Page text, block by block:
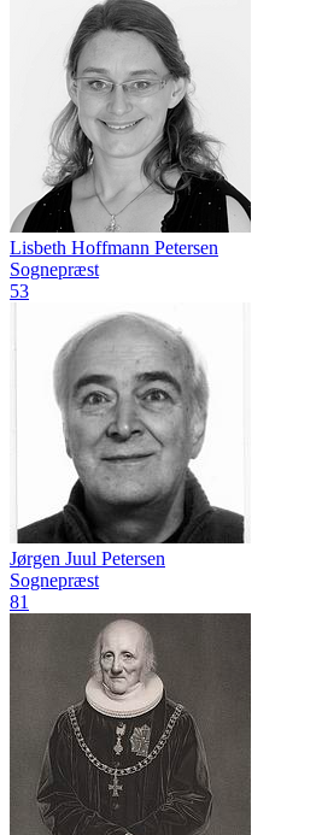
Lisbeth Hoffmann Petersen
Sognepræst
53
Jørgen Juul Petersen
Sognepræst
81